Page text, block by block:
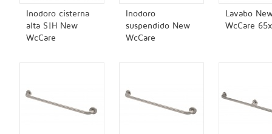
Inodoro cisterna
alta S|H New
WcCare
Inodoro
suspendido New
WcCare
Lavabo
WcCare